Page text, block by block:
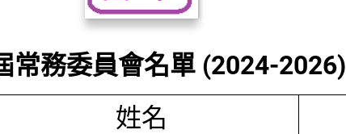
常務委員會名單 (2024-2026)
姓名